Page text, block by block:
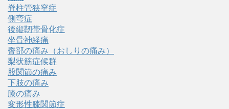
脊柱管狭窄症
側弯症
後縦靭帯骨化症
坐骨神経痛
臀部の痛み（おしりの痛み）
梨状筋症候群
股関節の痛み
下肢の痛み
膝の痛み
変形性膝関節症